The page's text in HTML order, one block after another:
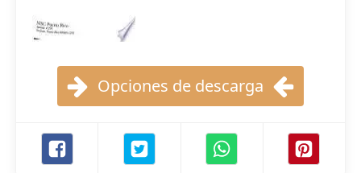
Opciones de descarga